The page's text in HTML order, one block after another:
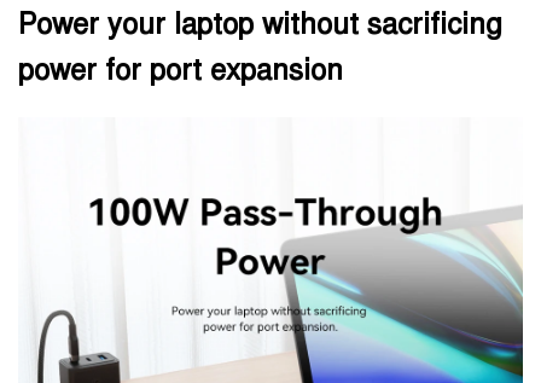
Power your laptop without sacrificing
power for port expansion